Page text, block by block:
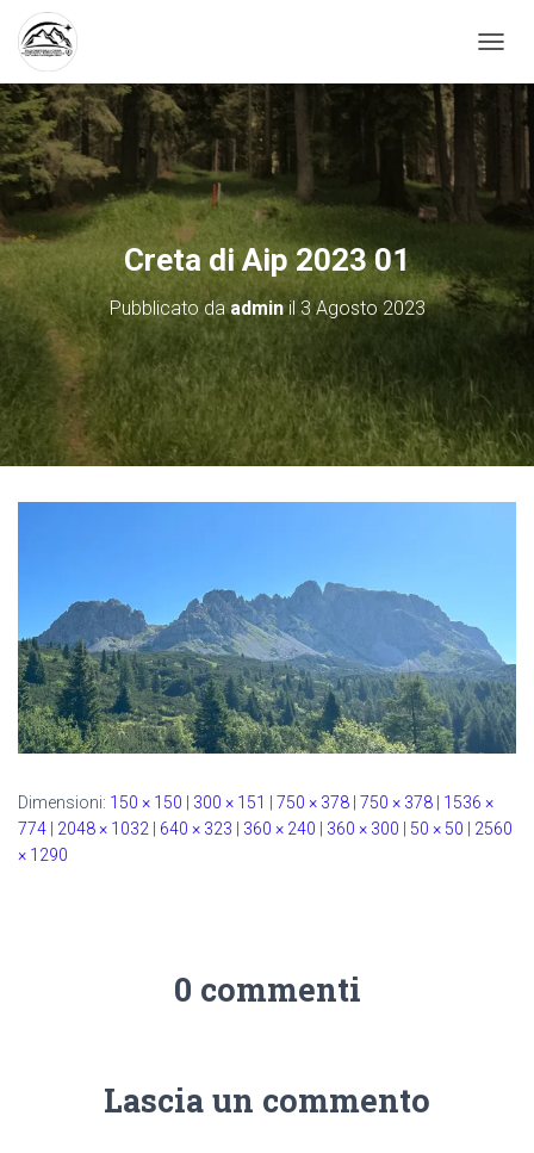
A
Z
E
O
L
Creta di Aip 2023 01
Pubblicato daadminil3 Agosto 2023
Dimensioni: 150 × 150 300 × 151 750 × 378 750 × 378
1536 ×
774
2048 × 1032 640 × 323 360 × 240 360 × 300 50 × 50
2560
× 1290
0 commenti
Lascia un commento